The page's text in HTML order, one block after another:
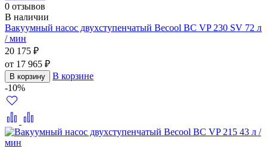
0 отзывов
В наличии
Вакуумный насос двухступенчатый Becool BC VP 230 SV 72 л
/ мин
20 175 ₽
от 17 965 ₽
В корзину
В корзине
-10%